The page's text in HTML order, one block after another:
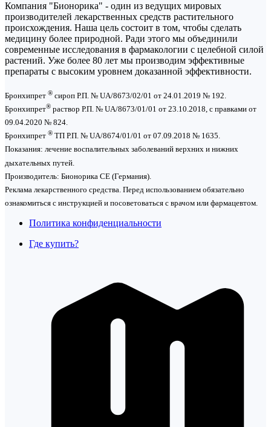
Компания "Бионорика" - один из ведущих мировых
производителей лекарственных средств растительного
происхождения. Наша цель состоит в том, чтобы сделать
медицину более природной. Ради этого мы объединили
современные исследования в фармакологии с целебной силой
растений. Уже более 80 лет мы производим эффективные
препараты с высоким уровнем доказанной эффективности.
Бронхипрет ® сироп Р.П. № UA/8673/02/01 от 24.01.2019 № 192.
Бронхипрет® раствор Р.П. № UA/8673/01/01 от 23.10.2018, с правками от
09.04.2020 № 824.
Бронхипрет ® ТП Р.П. № UA/8674/01/01 от 07.09.2018 № 1635.
Показания: лечение воспалительных заболеваний верхних и нижних
дыхательных путей.
Производитель: Бионорика СЕ (Германия).
Реклама лекарственного средства. Перед использованием обязательно
ознакомиться с инструкцией и посоветоваться с врачом или фармацевтом.
Политика конфиденциальности
Где купить?